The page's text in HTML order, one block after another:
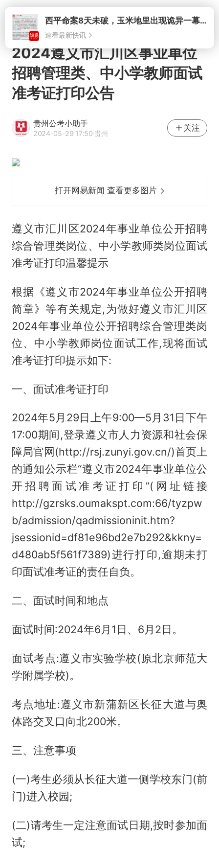
打开西平命案8天未破，玉米地里出现诡异一幕，我突然想起了欧金中
速看最新快讯
2024遵义市汇川区事业单位
招聘管理类、中小学教师面试
准考证打印公告
贵州公考小助手
2024-05-29 17:50·贵州
关注
打开网易新闻 查看更多图片
遵义市汇川区2024年事业单位公开招聘
综合管理类岗位、中小学教师类岗位面试
准考证打印温馨提示
根据《遵义市2024年事业单位公开招聘
简章》等有关规定,为做好遵义市汇川区
2024年事业单位公开招聘综合管理类岗
位、中小学教师岗位面试工作,现将面试
准考证打印提示如下:
一、面试准考证打印
2024年5月29日上午9:00—5月31日下午
17:00期间,登录遵义市人力资源和社会保
障局官网(http://rsj.zunyi.gov.cn/)首页上
的通知公示栏“遵义市2024年事业单位公
开招聘面试准考证打印”(网址链接
http://gzrsks.oumakspt.com:66/tyzpw
b/admission/qadmissioninit.htm?
jsessionid=df81e96bd2e7b292&kkny=
d480ab5f561f7389)进行打印,逾期未打
印面试准考证的责任自负。
二、面试时间和地点
面试时间:2024年6月1日、6月2日。
面试考点:遵义市实验学校(原北京师范大
学附属学校)。
考点地址:遵义市新蒲新区长征大道与奥
体路交叉口向北200米。
三、注意事项
(一)考生必须从长征大道一侧学校东门(前
门)进入校园;
(二)请考生一定注意面试日期,按时参加面
试;